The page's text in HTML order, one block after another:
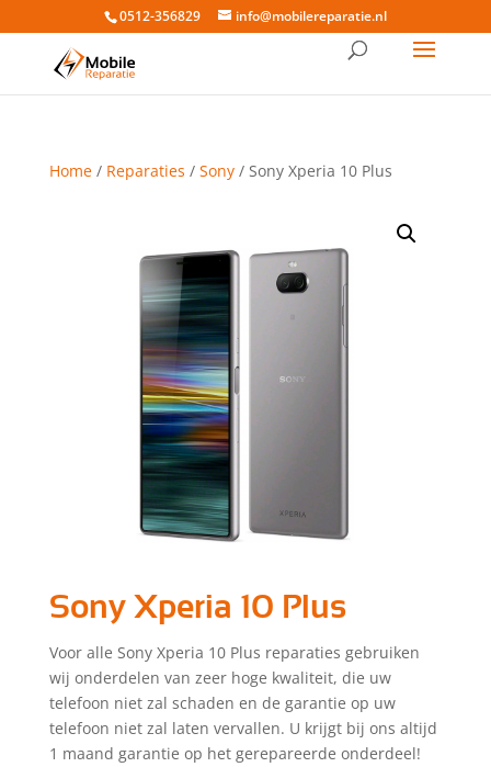
0512-356829 info@mobilereparatie.nl
Home/ Reparaties / Sony/ Sony Xperia 10 Plus
Sony Xperia 10 Plus
Voor alle Sony Xperia 10 Plus reparaties gebruiken
wij onderdelen van zeer hoge kwaliteit, die uw
telefoon niet zal schaden en de garantie op uw
telefoon niet zal laten vervallen. U krijgt bij ons altijd
1 maand garantie op het gerepareerde onderdeel!